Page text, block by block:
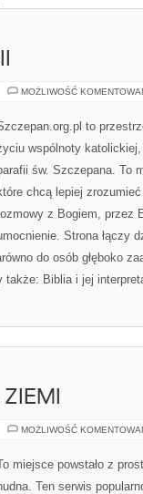
MOŻLIWOŚĆ
to
wspólnoty
św. Szczepana. To
chcą lepiej
z Bogiem, przez
Strona łączy
do osób głęboko
Biblia i jej
MOŻLIWOŚĆ
miejsce powstało z
Ten serwis